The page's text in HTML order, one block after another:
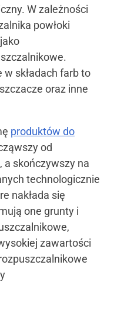
W zależności
powłoki
w składach farb to
oraz inne
produktów do
od
a skończywszy na
technologicznie
nakłada się
one grunty i
zawartości